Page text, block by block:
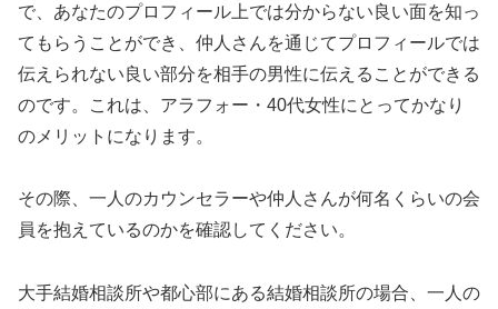
で、あなたのプロフィール上では分からない良い面を知っ
てもらうことができ、仲人さんを通じてプロフィールでは
伝えられない良い部分を相手の男性に伝えることができる
のです。これは、アラフォー・40代女性にとってかなり
のメリットになります。
その際、一人のカウンセラーや仲人さんが何名くらいの会
員を抱えているのかを確認してください。
大手結婚相談所や都心部にある結婚相談所の場合、一人の